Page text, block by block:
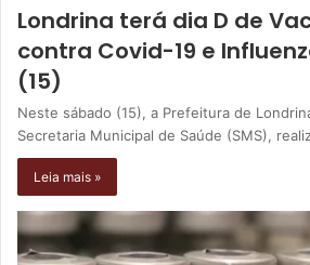
Londrina terá dia D de
contra Covid-19 e
(15)
Neste sábado (15), a Prefeitura de
Secretaria Municipal de Saúde (SMS),
Leia mais »